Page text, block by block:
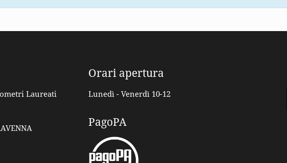
Laureati
Orari apertura
Lunedì - Venerdì 10-12
PagoPA